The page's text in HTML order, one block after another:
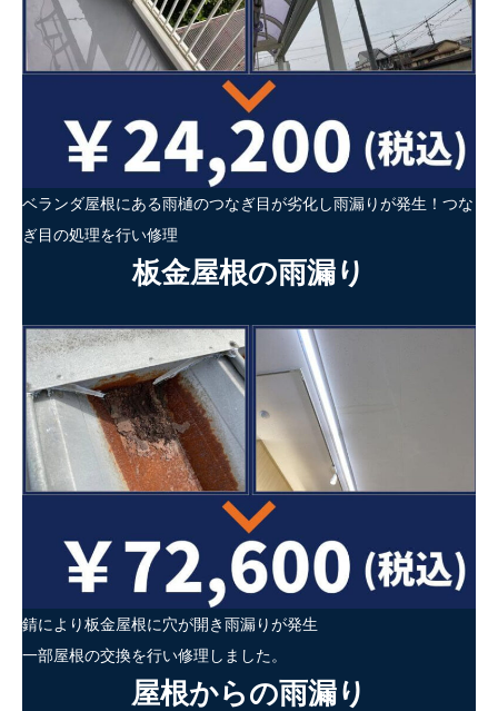
ベランダ屋根にある雨樋のつなぎ目が劣化し雨漏りが発生！つな
ぎ目の処理を行い修理
板金屋根の雨漏り
錆により板金屋根に穴が開き雨漏りが発生
一部屋根の交換を行い修理しました。
屋根からの雨漏り